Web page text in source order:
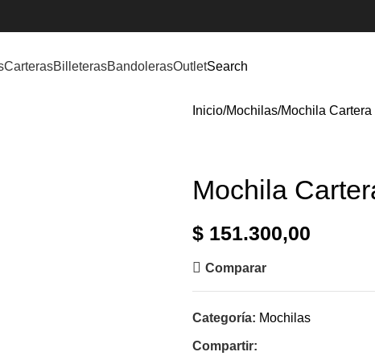
CarterasBilleterasBandolerasOutletSearch
Inicio Mochilas Mochila
Mochila
$ 151.300,00
Comparar
Categoría: Mochilas
Compartir: